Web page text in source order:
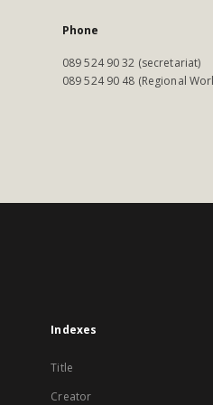
Phone
089 524 90 32 (secretariat)
089 524 90 48 (Regional
Indexes
Title
Creator